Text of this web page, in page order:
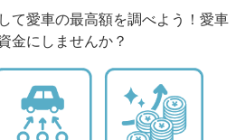
て愛車の最高額を調べよう！愛車
金にしませんか？